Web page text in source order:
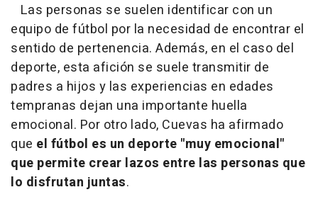
Las personas se suelen identificar con un
equipo de fútbol por la necesidad de encontrar el
sentido de pertenencia. Además, en el caso del
deporte, esta afición se suele transmitir de
padres a hijos y las experiencias en edades
tempranas dejan una importante huella
emocional. Por otro lado, Cuevas ha afirmado
que el fútbol es un deporte "muy emocional"
que permite crear lazos entre las personas que
lo disfrutan juntas.